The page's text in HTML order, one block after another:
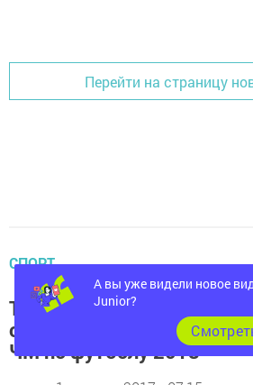
Перейти на страницу
СПОРТ
Татарстанцев призывают
оформить
ЧМ по футболу 2018
А вы уже видели новое
Junior?